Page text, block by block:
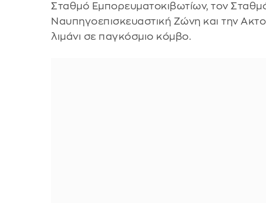
Σταθμό Εμπορευματοκιβωτίων, τον
Ναυπηγοεπισκευαστική Ζώνη και την
λιμάνι σε παγκόσμιο κόμβο.